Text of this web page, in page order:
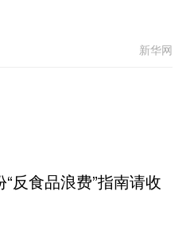
新华网
反食品浪费”指南请收